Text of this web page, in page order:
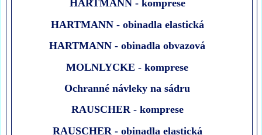
HARTMANN - komprese
HARTMANN - obinadla elastická
HARTMANN - obinadla obvazová
MOLNLYCKE - komprese
Ochranné návleky na sádru
RAUSCHER - komprese
RAUSCHER - obinadla elastická